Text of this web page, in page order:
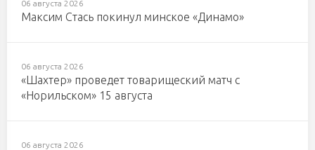
06 августа 2026
Максим Стась покинул минское «Динамо»
06 августа 2026
«Шахтер» проведет товарищеский матч с
«Норильском» 15 августа
06 августа 2026